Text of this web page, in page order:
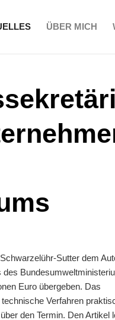
ÜBER MICH
Sutter dem
Euro übergeben. Das
Verfahren
den Termin. Den Artikel